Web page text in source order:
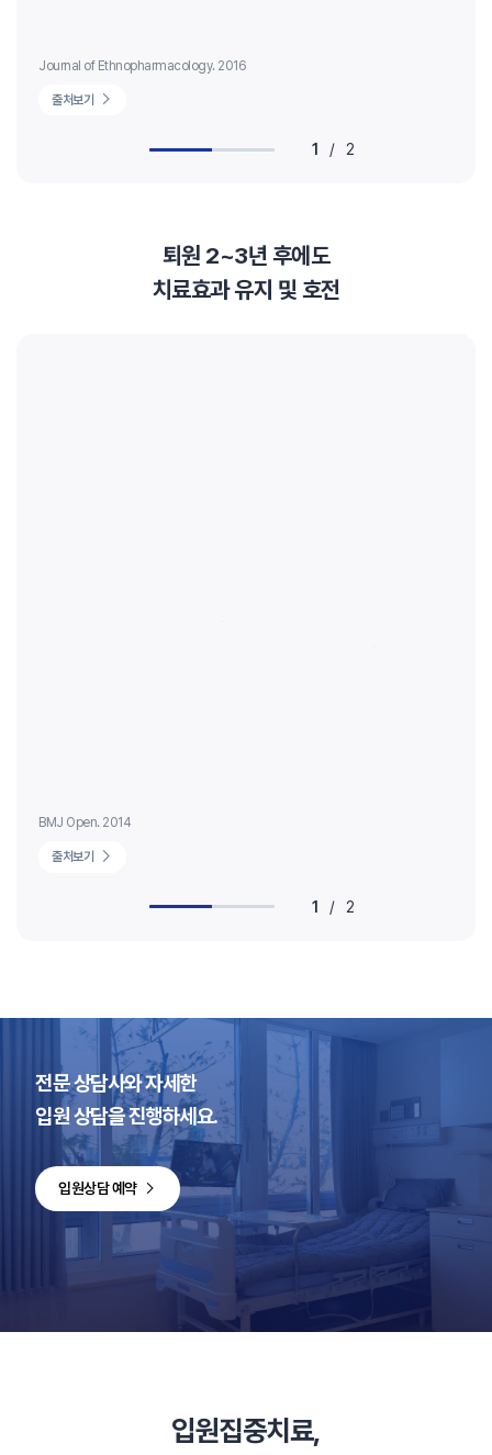
Journal of Ethnopharmacology. 2016
출처보기
1 / 2
퇴원 2~3년 후에도
치료효과 유지 및 호전
BMJ Open. 2014
출처보기
1 / 2
전문 상담사와 자세한
입원 상담을 진행하세요.
입원상담 예약
입원집중치료,